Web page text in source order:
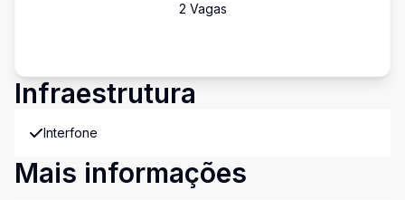
2 Vagas
Infraestrutura
Interfone
Mais informações